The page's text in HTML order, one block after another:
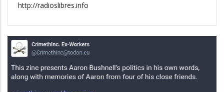
http://radioslibres.info